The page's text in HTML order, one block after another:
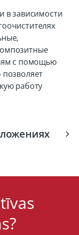
в зависимости
с помощью
работу